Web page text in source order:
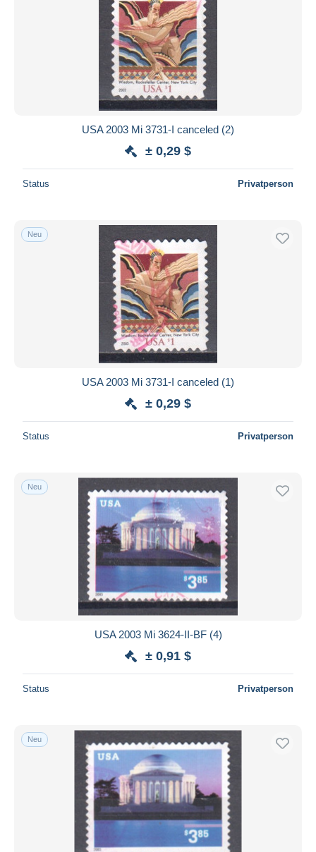
USA 2003 Mi 3731-I canceled (2)
± 0,29 $
Status Privatperson
Neu
USA 2003 Mi 3731-I canceled (1)
± 0,29 $
Status Privatperson
Neu
USA 2003 Mi 3624-II-BF (4)
± 0,91 $
Status Privatperson
Neu